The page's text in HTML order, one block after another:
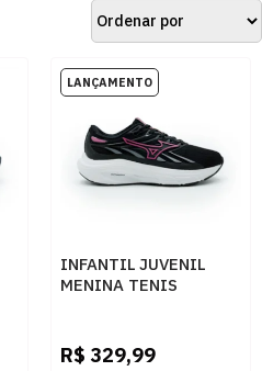
INFANTIL JUVENIL
MENINA TENIS
R$ 329,99